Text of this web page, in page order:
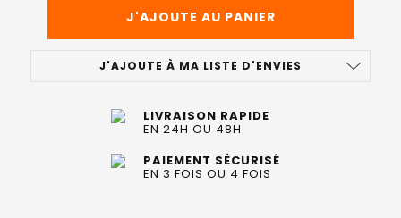
J'AJOUTE À MA LISTE D'ENVIES
LIVRAISON RAPIDE
EN 24H OU 48H
PAIEMENT SÉCURISÉ
EN 3 FOIS OU 4 FOIS